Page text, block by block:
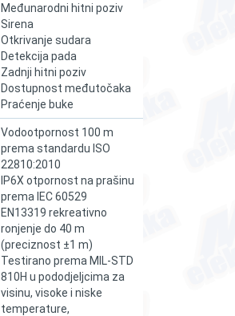
Međunarodni hitni poziv
Sirena
Otkrivanje sudara
Detekcija pada
Zadnji hitni poziv
Dostupnost međutočaka
Praćenje buke
Vodootpornost 100 m
prema standardu ISO
22810:2010
IP6X otpornost na prašinu
prema IEC 60529
EN13319 rekreativno
ronjenje do 40 m
(preciznost ±1 m)
Testirano prema MIL-STD
810H u pododjeljcima za
visinu, visoke i niske
temperature,